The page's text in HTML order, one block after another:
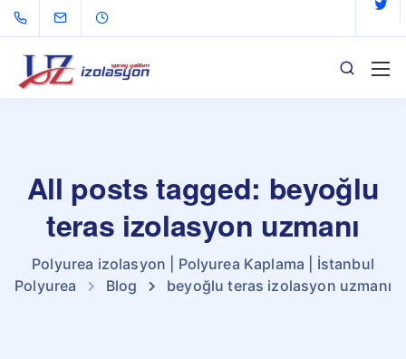
All posts tagged: beyoğlu
teras izolasyon uzmanı
Polyurea izolasyon | Polyurea Kaplama | İstanbul
Polyurea
Blog beyoğlu teras izolasyon uzmanı